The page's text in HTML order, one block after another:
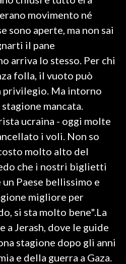
movimento né
sono aperte, ma non sai
il pane
arriva lo stesso. Per chi
folla, il vuoto può
privilegio. Ma intorno
mancata.
ucraina - oggi molte
i voli. Non so
molto alto del
che i nostri biglietti
un Paese bellissimo e
migliore per
si sta molto bene".La
a Jerash, dove le guide
stagione dopo gli anni
e della guerra a Gaza.